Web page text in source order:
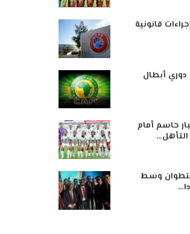
قانونية
أبطال
حاسم أمام
وسط